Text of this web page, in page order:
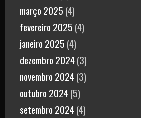
março 2025 (4)
fevereiro 2025 (4)
janeiro 2025 (4)
dezembro 2024(3)
novembro 2024(3)
outubro 2024(5)
setembro 2024(4)